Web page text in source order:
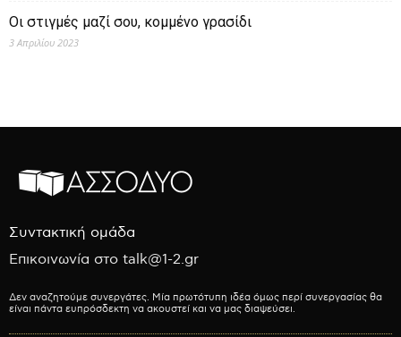
Οι στιγμές μαζί σου, κομμένο γρασίδι
3 Απριλίου 2023
Συντακτική ομάδα
Επικοινωνία στο talk@1-2.gr
Δεν αναζητούμε συνεργάτες. Μία πρωτότυπη ιδέα όμως περί συνεργασίας θα
είναι πάντα ευπρόσδεκτη να ακουστεί και να μας διαψεύσει.